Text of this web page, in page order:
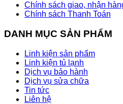
Chính sách giao, nhận
Chính sách Thanh Toán
DANH MỤC SẢN PHẨM
Linh kiện sản phẩm
Linh kiện tủ lạnh
Dịch vụ bảo hành
Dịch vụ sửa chữa
Tin tức
Liên hệ